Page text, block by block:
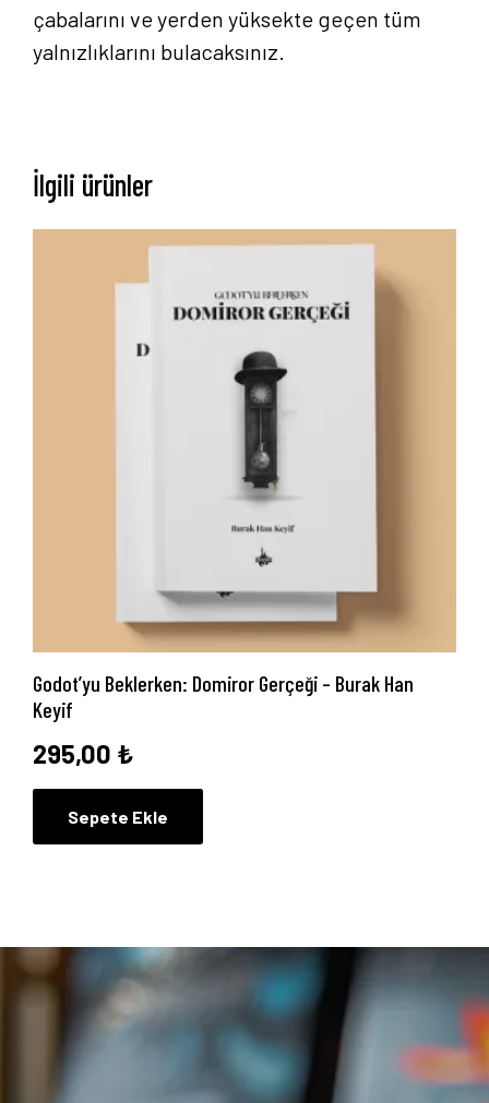
Anasayfa
Yayınlarımız
çabalarını ve yerden yüksekte geçen tüm
yalnızlıklarını bulacaksınız.
İlgili ürünler
Godot’yu Beklerken: Domiror Gerçeği – Burak Han
Keyif
295,00 ₺
Sepete Ekle